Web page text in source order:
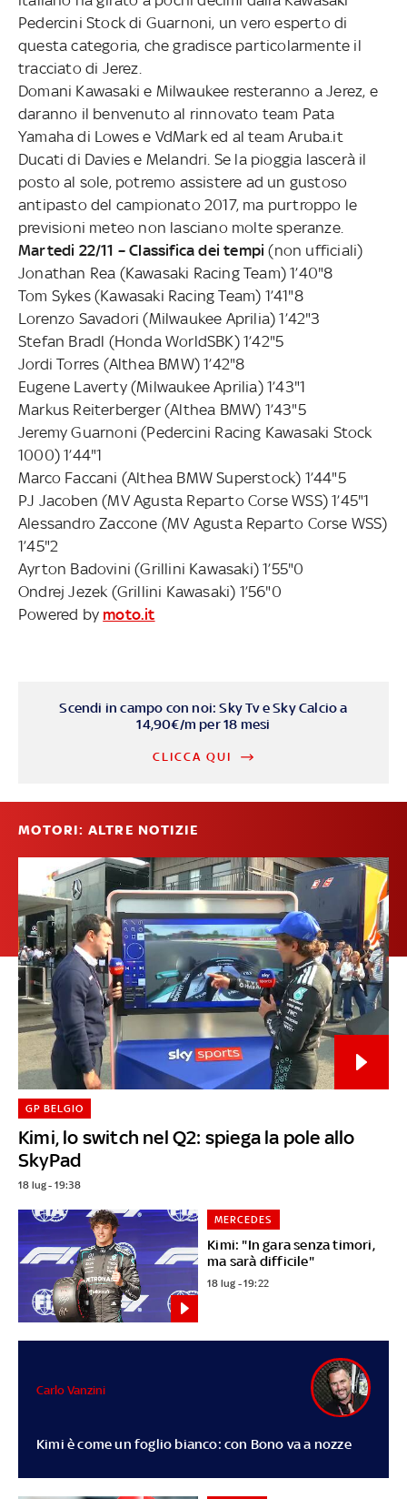
Pedercini Stock di Guarnoni, un vero esperto di
questa categoria, che gradisce particolarmente il
tracciato di Jerez.
Domani Kawasaki e Milwaukee resteranno a Jerez, e
daranno il benvenuto al rinnovato team Pata
Yamaha di Lowes e VdMark ed al team Aruba.it
Ducati di Davies e Melandri. Se la pioggia lascerà il
posto al sole, potremo assistere ad un gustoso
antipasto del campionato 2017, ma purtroppo le
previsioni meteo non lasciano molte speranze.
Martedi 22/11 – Classifica dei tempi(non ufficiali)
Jonathan Rea (Kawasaki Racing Team) 1’40"8
Tom Sykes (Kawasaki Racing Team) 1’41"8
Lorenzo Savadori (Milwaukee Aprilia) 1’42"3
Stefan Bradl (Honda WorldSBK) 1’42"5
Jordi Torres (Althea BMW) 1’42"8
Eugene Laverty (Milwaukee Aprilia) 1’43"1
Markus Reiterberger (Althea BMW) 1’43"5
Jeremy Guarnoni (Pedercini Racing Kawasaki Stock
1000) 1’44"1
Marco Faccani (Althea BMW Superstock) 1’44"5
PJ Jacoben (MV Agusta Reparto Corse WSS) 1’45"1
Alessandro Zaccone (MV Agusta Reparto Corse WSS)
1’45"2
Ayrton Badovini (Grillini Kawasaki) 1’55"0
Ondrej Jezek (Grillini Kawasaki) 1’56"0
Powered by moto.it
Scendi in campo con noi: Sky Tv e Sky Calcio a
14,90€/m per 18 mesi
CLICCA QUI
MOTORI: ALTRE NOTIZIE
Kimi, lo switch nel Q2: spiega la pole allo
SkyPad
GP BELGIO
18 lug - 19:38
Kimi: "In gara senza timori,
ma sarà difficile"
MERCEDES
18 lug - 19:22
Kimi è come un foglio bianco: con Bono va a nozze
Carlo Vanzini